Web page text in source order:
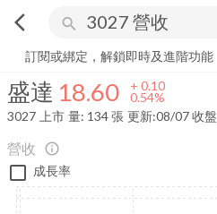
arrow_back_ios search
盛達 18.60+ 0.54%
訂閱或綁定，解鎖即時及進階功能
盛達 18.60 + 0.10
0.54%
3027 上市 量: 134張 更新:08/07 收盤
營收 info_outline
成長率